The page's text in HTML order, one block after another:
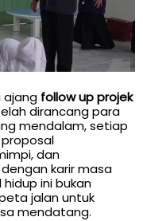
ajang follow up projek
dirancang para
mendalam, setiap
dan
karir masa
ini bukan
jalan untuk
mendatang.